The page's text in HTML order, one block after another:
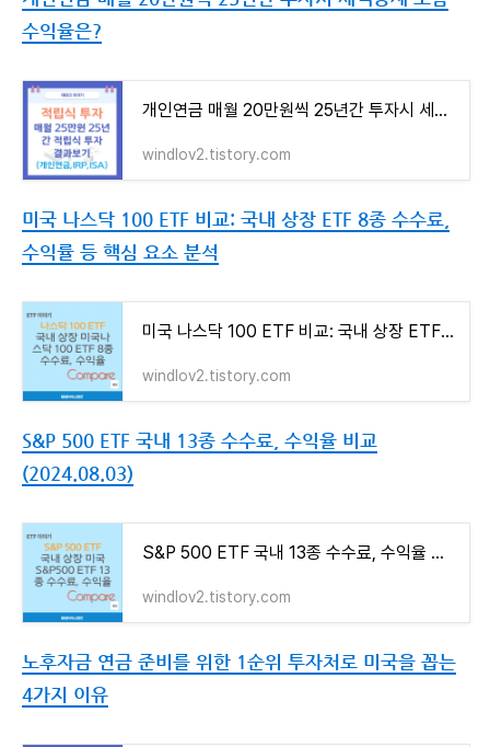
수익율은?
개인연금 매월 20만원씩 25년간 투자시 세액공제 포함 수익율은?
windlov2.tistory.com
미국 나스닥 100 ETF 비교: 국내 상장 ETF 8종 수수료,
수익률 등 핵심 요소 분석
미국 나스닥 100 ETF 비교: 국내 상장 ETF 8종 수수료, 수익률 등 핵심 요소 분석
windlov2.tistory.com
S&P 500 ETF 국내 13종 수수료, 수익율 비교
(2024.08.03)
S&P 500 ETF 국내 13종 수수료, 수익율 비교 (2024.08.03)
windlov2.tistory.com
노후자금 연금 준비를 위한 1순위 투자처로 미국을 꼽는
4가지 이유